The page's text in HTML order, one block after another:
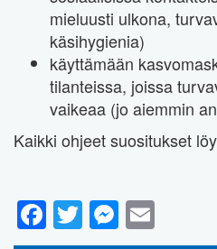
mieluusti ulkona,
käsihygienia)
käyttämään
tilanteissa, joissa
vaikeaa (jo aiemmin
Kaikki ohjeet suositukset
Facebook
Twitter